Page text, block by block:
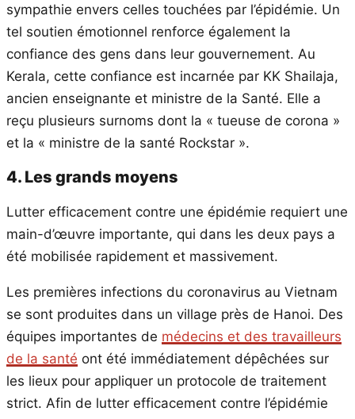
sympathie envers celles touchées par l’épidémie. Un
tel soutien émotionnel renforce également la
confiance des gens dans leur gouvernement. Au
Kerala, cette confiance est incarnée par KK Shailaja,
ancien enseignante et ministre de la Santé. Elle a
reçu plusieurs surnoms dont la « tueuse de corona »
et la « ministre de la santé Rockstar ».
4. Les grands moyens
Lutter efficacement contre une épidémie requiert une
main-d’œuvre importante, qui dans les deux pays a
été mobilisée rapidement et massivement.
Les premières infections du coronavirus au Vietnam
se sont produites dans un village près de Hanoi. Des
équipes importantes de médecins et des travailleurs
de la santé ont été immédiatement dépêchées sur
les lieux pour appliquer un protocole de traitement
strict. Afin de lutter efficacement contre l’épidémie